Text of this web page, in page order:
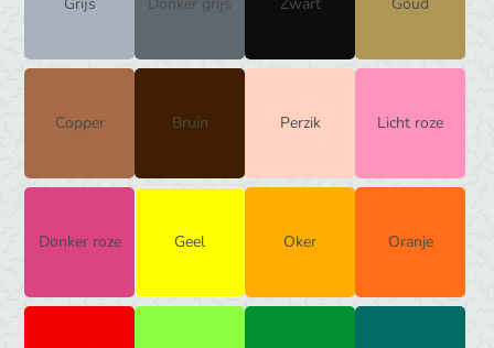
Copper Bruin Perzik Licht roze
Donker roze Geel Oker Oranje